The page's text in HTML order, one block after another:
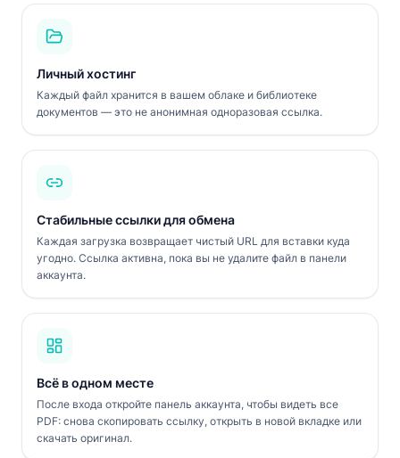
Личный хостинг
Каждый файл хранится в вашем облаке и библиотеке
документов — это не анонимная одноразовая ссылка.
Стабильные ссылки для обмена
Каждая загрузка возвращает чистый URL для вставки куда
угодно. Ссылка активна, пока вы не удалите файл в панели
аккаунта.
Всё в одном месте
После входа откройте панель аккаунта, чтобы видеть все
PDF: снова скопировать ссылку, открыть в новой вкладке или
скачать оригинал.